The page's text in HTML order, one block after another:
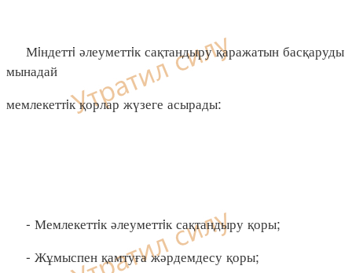
Мiндеттi әлеуметтiк сақтандыру қаражатын басқаруды
мынадай
мемлекеттiк қорлар жүзеге асырады:
- Мемлекеттiк әлеуметтiк сақтандыру қоры;
- Жұмыспен қамтуға жәрдемдесу қоры;